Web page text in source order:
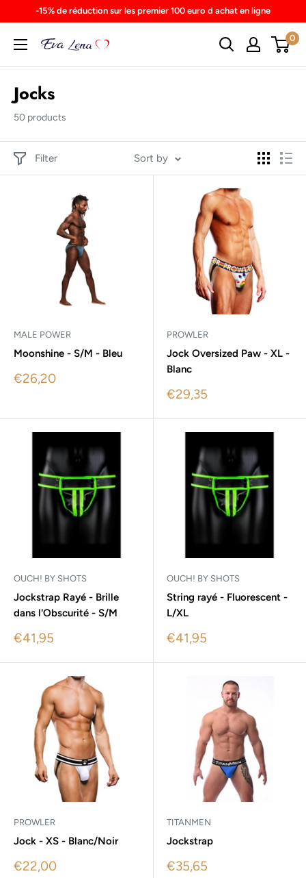
content
-15% de réduction sur les premier 100 euro d achat en ligne
0
Jocks
50 products
Filter Sort by
MALE POWER
Moonshine - S/M - Bleu
Sale
€26,20
PROWLER
Jock Oversized Paw - XL -
Blanc
Sale
€29,35
OUCH! BY SHOTS
Jockstrap Rayé - Brille
dans l'Obscurité - S/M
Sale
€41,95
OUCH! BY SHOTS
String rayé - Fluorescent -
L/XL
Sale
€41,95
PROWLER
Jock - XS - Blanc/Noir
Sale
€22,00
TITANMEN
Jockstrap
Sale
€35,65